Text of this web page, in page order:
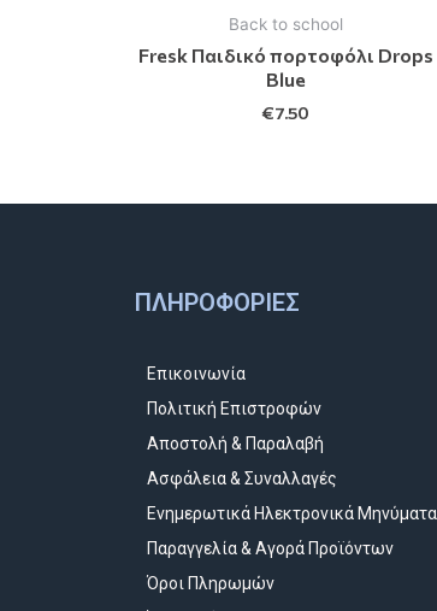
Back to school
Fresk Παιδικό πορτοφόλι Drops
Blue
€7.50
ΠΛΗΡΟΦΟΡΊΕΣ
Επικοινωνία
Πολιτική Επιστροφών
Αποστολή & Παραλαβή
Ασφάλεια & Συναλλαγές
Ενημερωτικά Ηλεκτρονικά Μηνύματα
Παραγγελία & Αγορά Προϊόντων
Όροι Πληρωμών